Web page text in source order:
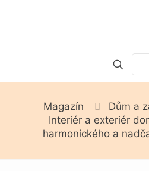
Magazín
Dům a
Interiér a exteriér
harmonického a